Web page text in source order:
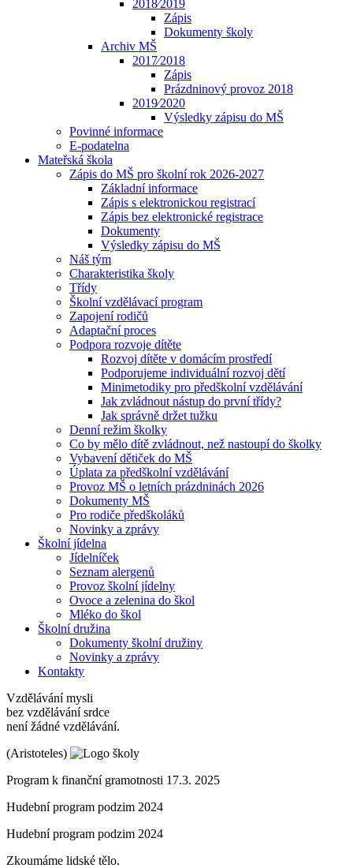
2018⁄2019
Zápis
Dokumenty školy
Archiv MŠ
2017⁄2018
Zápis
Prázdninový provoz 2018
2019⁄2020
Výsledky zápisu do MŠ
Povinné informace
E-podatelna
Mateřská škola
Zápis do MŠ pro školní rok 2026-2027
Základní informace
Zápis s elektronickou registrací
Zápis bez elektronické registrace
Dokumenty
Výsledky zápisu do MŠ
Náš tým
Charakteristika školy
Třídy
Školní vzdělávací program
Zapojení rodičů
Adaptační proces
Podpora rozvoje dítěte
Rozvoj dítěte v domácím prostředí
Podporujeme individuální rozvoj dětí
Minimetodiky pro předškolní vzdělávání
Jak zvládnout nástup do první třídy?
Jak správně držet tužku
Denní režim školky
Co by mělo dítě zvládnout, než nastoupí do školky
Vybavení dětiček do MŠ
Úplata za předškolní vzdělávání
Provoz MŠ o letních prázdninách 2026
Dokumenty MŠ
Pro rodiče předškoláků
Novinky a zprávy
Školní jídelna
Jídelníček
Seznam alergenů
Provoz školní jídelny
Ovoce a zelenina do škol
Mléko do škol
Školní družina
Dokumenty školní družiny
Novinky a zprávy
Kontakty
Vzdělávání mysli
bez vzdělávání srdce
není žádné vzdělávání.
(Aristoteles)
Program k finanční gramotnosti 17.3. 2025
Hudební program podzim 2024
Hudební program podzim 2024
Zkoumáme lidské tělo.